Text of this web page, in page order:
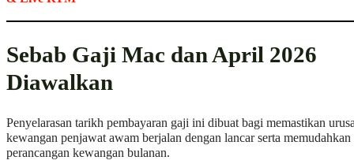
Sebab Gaji Mac dan April 2026
Diawalkan
Penyelarasan tarikh pembayaran gaji ini dibuat bagi memastikan
kewangan penjawat awam berjalan dengan lancar serta memudahkan
perancangan kewangan bulanan.